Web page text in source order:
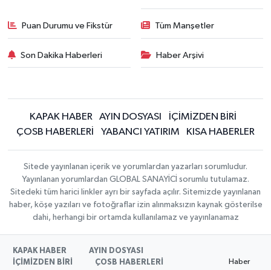
Puan Durumu ve Fikstür Tüm Manşetler
Son Dakika Haberleri Haber Arşivi
KAPAK HABER AYIN DOSYASI
İÇİMİZDEN BİRİ
ÇOSB HABERLERİ
YABANCI YATIRIM KISA HABERLER
Sitede yayınlanan içerik ve yorumlardan yazarları sorumludur.
Yayınlanan yorumlardan GLOBAL SANAYİCİ sorumlu tutulamaz.
Sitedeki tüm harici linkler ayrı bir sayfada açılır. Sitemizde yayınlanan
haber, köşe yazıları ve fotoğraflar izin alınmaksızın kaynak gösterilse
dahi, herhangi bir ortamda kullanılamaz ve yayınlanamaz
KAPAK HABER
AYIN DOSYASI
İÇİMİZDEN BİRİ
ÇOSB HABERLERİ
Haber